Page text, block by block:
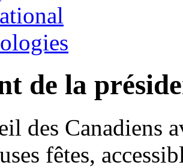
de la
des Canadiens
fêtes,